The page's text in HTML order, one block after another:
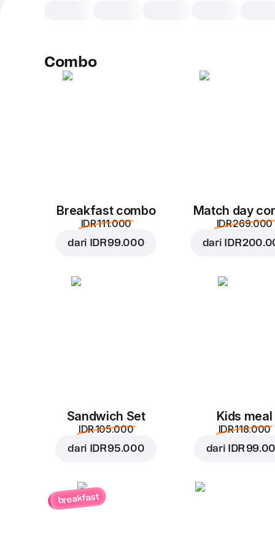
Combo
Breakfast combo
IDR 111.000
dari IDR 99.000
Match day
IDR 269.000
dari IDR
Sandwich Set
IDR 105.000
dari IDR 95.000
Kids meal
IDR 118.000
dari IDR
breakfast